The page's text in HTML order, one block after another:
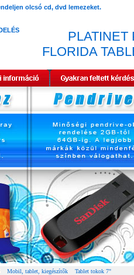
PLATINET
FLORIDA
Mobil, tablet, kiegészítők Tablet tokok 7"